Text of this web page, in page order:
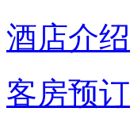
酒店介绍
客房预订